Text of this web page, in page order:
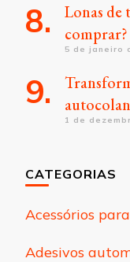
Lonas de
comprar?
5 de janeiro
1 de
CATEGORIAS
Acessórios
Adesivos